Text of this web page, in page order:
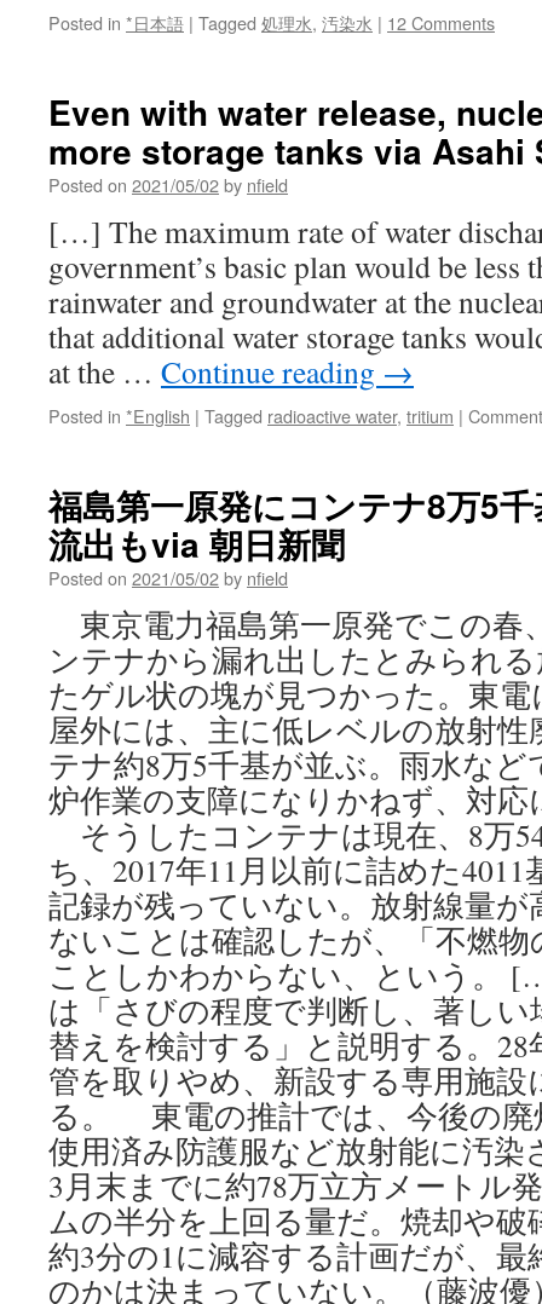
Posted in *日本語 | Tagged 処理水, 汚染水 | 12 Comments
Even with water release,
more storage tanks via Asahi
Posted on 2021/05/02by nfield
[…] The maximum rate of water
government’s basic plan would be less
rainwater and groundwater at the
that additional water storage tanks
at the … Continue reading →
Posted in *English | Tagged radioactive water, tritium |
福島第一原発にコンテナ8万5
流出もvia 朝日新聞
Posted on 2021/05/02by nfield
東京電力福島第一原発でこの春
ンテナから漏れ出したとみられ
たゲル状の塊が見つかった。東
屋外には、主に低レベルの放射
テナ約8万5千基が並ぶ。雨水な
炉作業の支障になりかねず、対
そうしたコンテナは現在、8万
ち、2017年11月以前に詰めた
記録が残っていない。放射線量
ないことは確認したが、「不燃
ことしかわからない、という
は「さびの程度で判断し、著し
替えを検討する」と説明する。
管を取りやめ、新設する専用施
る。 東電の推計では、今後の廃
使用済み防護服など放射能に汚染
3月末までに約78万立方メートル
ムの半分を上回る量だ。焼却や
約3分の1に減容する計画だが、
のかは決まっていない。（藤波優